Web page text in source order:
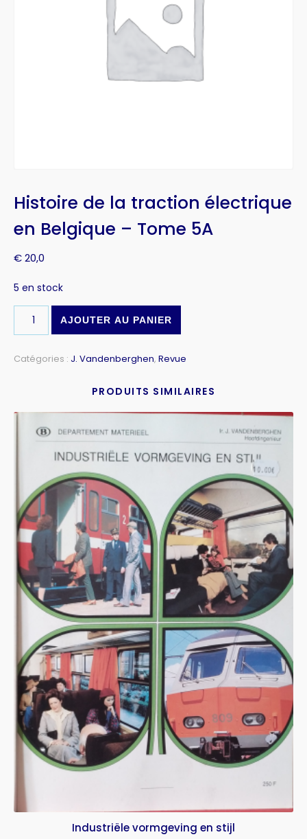
Histoire de la traction électrique
en Belgique – Tome 5A
€20,0
5 en stock
AJOUTER AU PANIER
Catégories : J. Vandenberghen, Revue
PRODUITS SIMILAIRES
Industriële vormgeving en stijl